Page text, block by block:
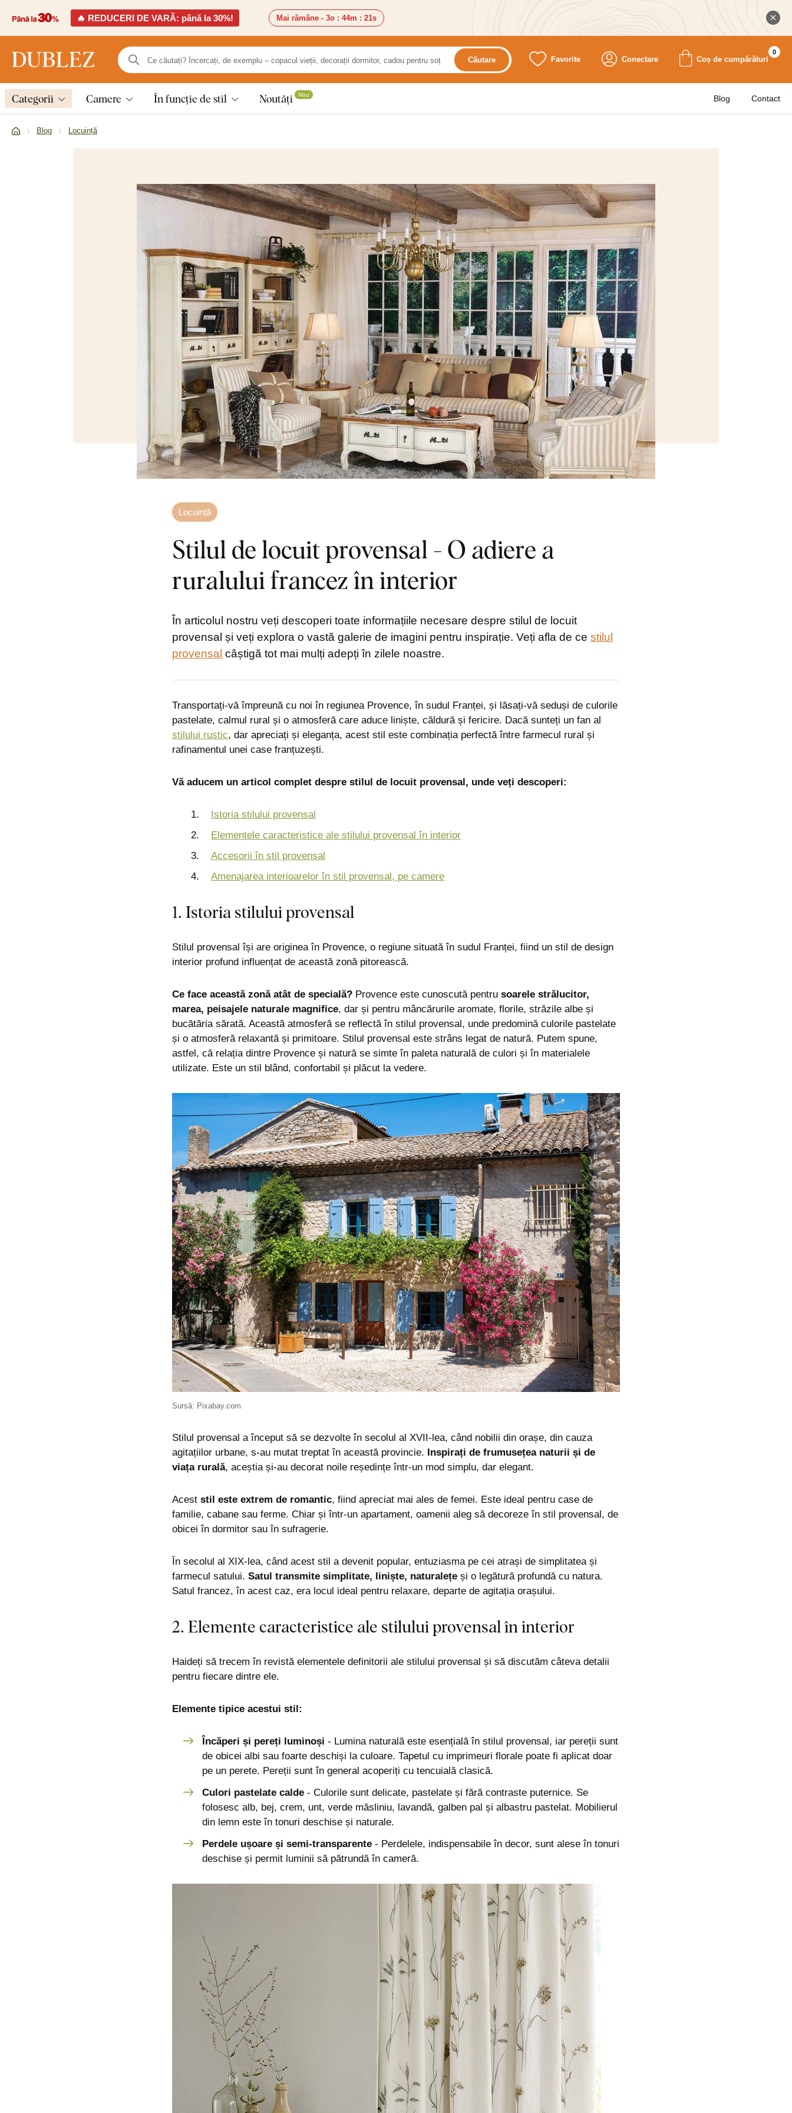
🔥 REDUCERI DE VARĂ: până la 30%! Mai rămâne - 3o : 44m : 21s
Căutare Favorite Conectare Coș de cumpărături
0
Categorii Camere În funcție de stil Noutăți Nou Blog Contact
Blog Locuință
Locuință
Stilul de locuit provensal - O adiere a
ruralului francez în interior
În articolul nostru veți descoperi toate informațiile necesare despre stilul de locuit
provensal și veți explora o vastă galerie de imagini pentru inspirație. Veți afla de ce stilul
provensal câștigă tot mai mulți adepți în zilele noastre.
Transportați-vă împreună cu noi în regiunea Provence, în sudul Franței, și lăsați-vă seduși de culorile
pastelate, calmul rural și o atmosferă care aduce liniște, căldură și fericire. Dacă sunteți un fan al
stilului rustic, dar apreciați și eleganța, acest stil este combinația perfectă între farmecul rural și
rafinamentul unei case franțuzești.
Vă aducem un articol complet despre stilul de locuit provensal, unde veți descoperi:
Istoria stilului provensal
Elementele caracteristice ale stilului provensal în interior
Accesorii în stil provensal
Amenajarea interioarelor în stil provensal, pe camere
1. Istoria stilului provensal
Stilul provensal își are originea în Provence, o regiune situată în sudul Franței, fiind un stil de design
interior profund influențat de această zonă pitorească.
Ce face această zonă atât de specială? Provence este cunoscută pentru soarele strălucitor,
marea, peisajele naturale magnifice, dar și pentru mâncărurile aromate, florile, străzile albe și
bucătăria sărată. Această atmosferă se reflectă în stilul provensal, unde predomină culorile pastelate
și o atmosferă relaxantă și primitoare. Stilul provensal este strâns legat de natură. Putem spune,
astfel, că relația dintre Provence și natură se simte în paleta naturală de culori și în materialele
utilizate. Este un stil blând, confortabil și plăcut la vedere.
Sursă: Pixabay.com
Stilul provensal a început să se dezvolte în secolul al XVII-lea, când nobilii din orașe, din cauza
agitațiilor urbane, s-au mutat treptat în această provincie. Inspirați de frumusețea naturii și de
viața rurală, aceștia și-au decorat noile reședințe într-un mod simplu, dar elegant.
Acest stil este extrem de romantic, fiind apreciat mai ales de femei. Este ideal pentru case de
familie, cabane sau ferme. Chiar și într-un apartament, oamenii aleg să decoreze în stil provensal, de
obicei în dormitor sau în sufragerie.
În secolul al XIX-lea, când acest stil a devenit popular, entuziasma pe cei atrași de simplitatea și
farmecul satului. Satul transmite simplitate, liniște, naturalețe și o legătură profundă cu natura.
Satul francez, în acest caz, era locul ideal pentru relaxare, departe de agitația orașului.
2. Elemente caracteristice ale stilului provensal în interior
Haideți să trecem în revistă elementele definitorii ale stilului provensal și să discutăm câteva detalii
pentru fiecare dintre ele.
Elemente tipice acestui stil:
Încăperi și pereți luminoși - Lumina naturală este esențială în stilul provensal, iar pereții sunt
de obicei albi sau foarte deschiși la culoare. Tapetul cu imprimeuri florale poate fi aplicat doar
pe un perete. Pereții sunt în general acoperiți cu tencuială clasică.
Culori pastelate calde - Culorile sunt delicate, pastelate și fără contraste puternice. Se
folosesc alb, bej, crem, unt, verde măsliniu, lavandă, galben pal și albastru pastelat. Mobilierul
din lemn este în tonuri deschise și naturale.
Perdele ușoare și semi-transparente - Perdelele, indispensabile în decor, sunt alese în tonuri
deschise și permit luminii să pătrundă în cameră.